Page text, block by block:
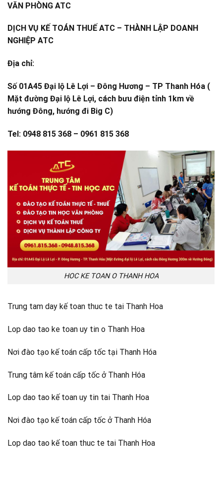
VĂN PHÒNG ATC
DỊCH VỤ KẾ TOÁN THUẾ ATC – THÀNH LẬP DOANH
NGHIỆP ATC
Địa chỉ:
Số 01A45 Đại lộ Lê Lợi – Đông Hương – TP Thanh Hóa (
Mặt đường Đại lộ Lê Lợi, cách bưu điện tỉnh 1km về
hướng Đông, hướng đi Big C)
Tel: 0948 815 368 – 0961 815 368
HOC KE TOAN O THANH HOA
Trung tam day kế toan thuc te tai Thanh Hoa
Lop dao tao ke toan uy tin o Thanh Hoa
Nơi đào tạo kế toán cấp tốc tại Thanh Hóa
Trung tâm kế toán cấp tốc ở Thanh Hóa
Lop dao tao kế toan uy tin tai Thanh Hoa
Nơi đào tạo kế toán cấp tốc ở Thanh Hóa
Lop dao tao kế toan thuc te tai Thanh Hoa